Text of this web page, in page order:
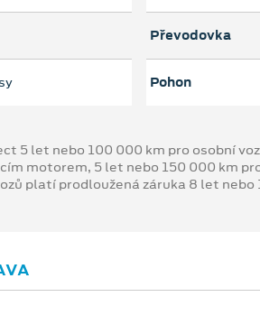
Převodovka
Pohon
5 let nebo 100 000 km pro osobní
motorem, 5 let nebo 150 000 km
platí prodloužená záruka 8 let